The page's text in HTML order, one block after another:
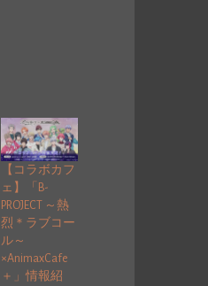
【コラボカフ
ェ】「B-
PROJECT ～熱
烈＊ラブコー
ル～
×AnimaxCafe
＋」情報紹